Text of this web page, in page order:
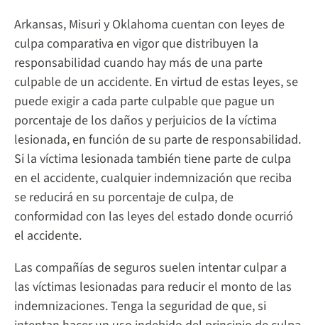
Arkansas, Misuri y Oklahoma cuentan con leyes de
culpa comparativa en vigor que distribuyen la
responsabilidad cuando hay más de una parte
culpable de un accidente. En virtud de estas leyes, se
puede exigir a cada parte culpable que pague un
porcentaje de los daños y perjuicios de la víctima
lesionada, en función de su parte de responsabilidad.
Si la víctima lesionada también tiene parte de culpa
en el accidente, cualquier indemnización que reciba
se reducirá en su porcentaje de culpa, de
conformidad con las leyes del estado donde ocurrió
el accidente.
Las compañías de seguros suelen intentar culpar a
las víctimas lesionadas para reducir el monto de las
indemnizaciones. Tenga la seguridad de que, si